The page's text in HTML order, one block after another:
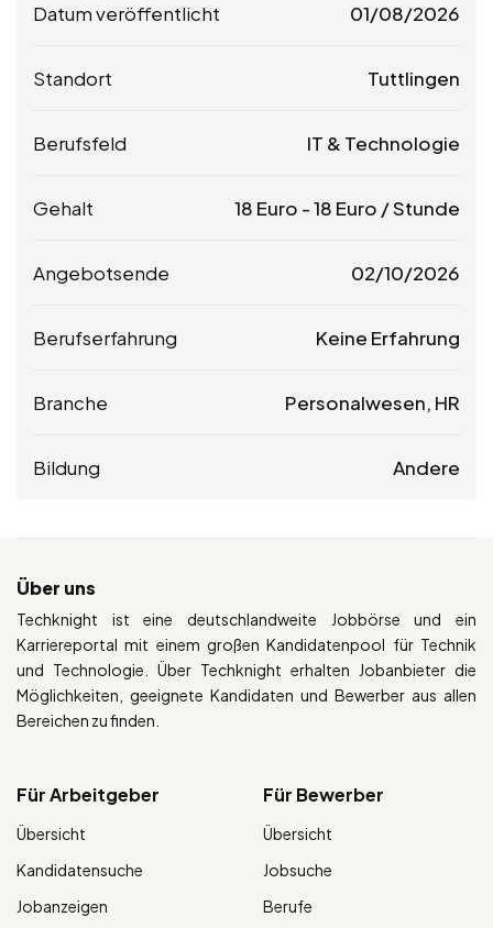
Datum veröffentlicht 01/08/2026
Standort Tuttlingen
Berufsfeld IT & Technologie
Gehalt 18 Euro -18 Euro / Stunde
Angebotsende 02/10/2026
Berufserfahrung Keine Erfahrung
Branche Personalwesen, HR
Bildung Andere
Über uns
Techknight ist eine deutschlandweite Jobbörse und ein
Karriereportal mit einem großen Kandidatenpool für Technik
und Technologie. Über Techknight erhalten Jobanbieter die
Möglichkeiten, geeignete Kandidaten und Bewerber aus allen
Bereichen zu finden.
Für Arbeitgeber
Übersicht
Kandidatensuche
Jobanzeigen
Für Bewerber
Übersicht
Jobsuche
Berufe